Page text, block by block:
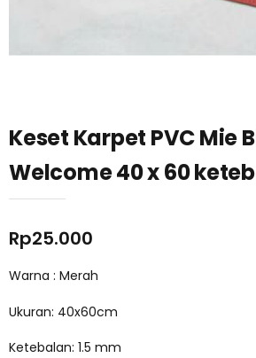
Keset Karpet PVC Mie
Welcome 40 x 60
Rp25.000
Warna : Merah
Ukuran: 40x60cm
Ketebalan: 1.5 mm